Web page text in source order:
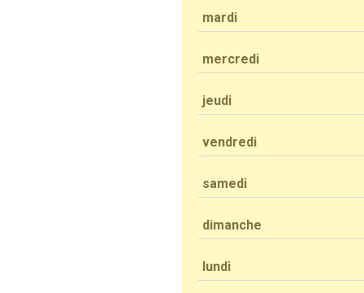
mardi
mercredi
jeudi
vendredi
samedi
dimanche
lundi